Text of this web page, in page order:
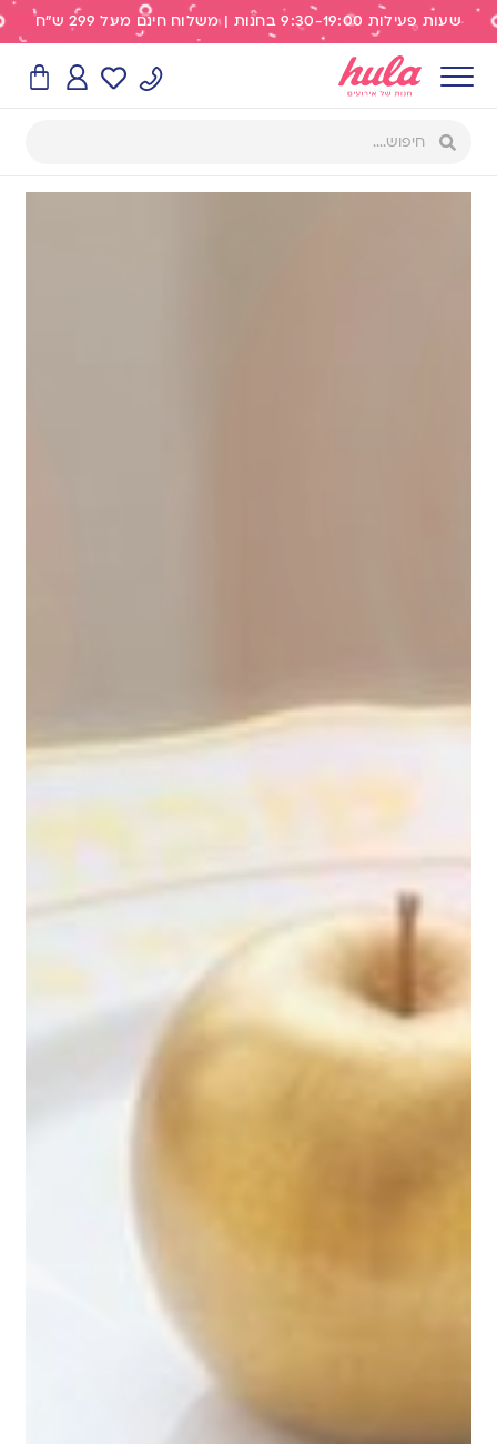
שעות פעילות 9:30-19:00 בחנות | משלוח חינם מעל 299 ש"ח